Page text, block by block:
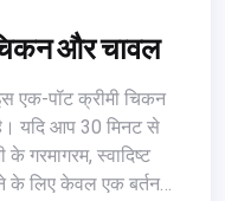
और चावल
एक-पॉट क्रीमी चिकन
यदि आप 30 मिनट से
गरमागरम, स्वादिष्ट
लिए केवल एक बर्तन